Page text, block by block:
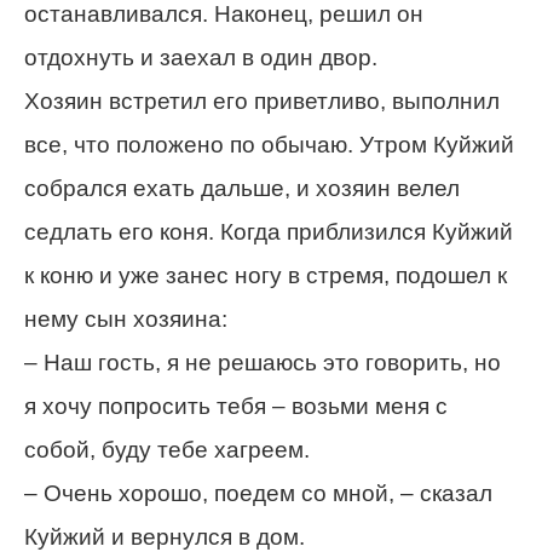
останавливался. Наконец, решил он
отдохнуть и заехал в один двор.
Хозяин встретил его приветливо, выполнил
все, что положено по обычаю. Утром Куйжий
собрался ехать дальше, и хозяин велел
седлать его коня. Когда приблизился Куйжий
к коню и уже занес ногу в стремя, подошел к
нему сын хозяина:
– Наш гость, я не решаюсь это говорить, но
я хочу попросить тебя – возьми меня с
собой, буду тебе хагреем.
– Очень хорошо, поедем со мной, – сказал
Куйжий и вернулся в дом.